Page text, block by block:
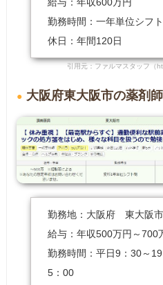
給与：年収600万円
勤務時間：一年単位シフト
休日：年間120日
引用元：ファルマスタッフ（
大阪府東大阪市の薬剤
勤務地：大阪府 東大阪市
給与：年収500万円～700
勤務時間：平日9：30～
5：00